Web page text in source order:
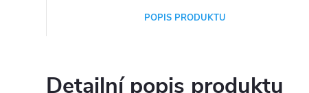
POPIS PRODUKTU
Detailní popis produktu